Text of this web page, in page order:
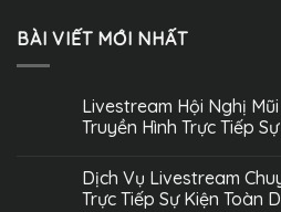
BÀI VIẾT MỚI NHẤT
Livestream Hội Nghị
Truyền Hình Trực Tiếp
Dịch Vụ Livestream
Trực Tiếp Sự Kiện Toàn